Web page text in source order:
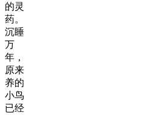
的灵
药。
沉睡
万
年，
原来
养的
小鸟
已经